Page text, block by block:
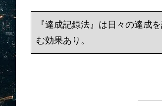
『達成記録法』は日々の達成
む効果あり。